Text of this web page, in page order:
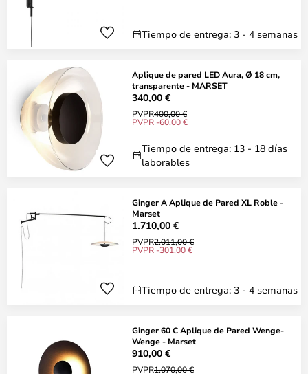
Tiempo de entrega: 3 - 4 semanas
Aplique de pared LED Aura, Ø 18 cm,
transparente - MARSET
340,00 €
PVPR400,00 €
PVPR -60,00 €
Tiempo de entrega: 13 - 18 días
laborables
Ginger A Aplique de Pared XL Roble -
Marset
1.710,00 €
PVPR2.011,00 €
PVPR -301,00 €
Tiempo de entrega: 3 - 4 semanas
Ginger 60 C Aplique de Pared Wenge-
Wenge - Marset
910,00 €
PVPR1.070,00 €